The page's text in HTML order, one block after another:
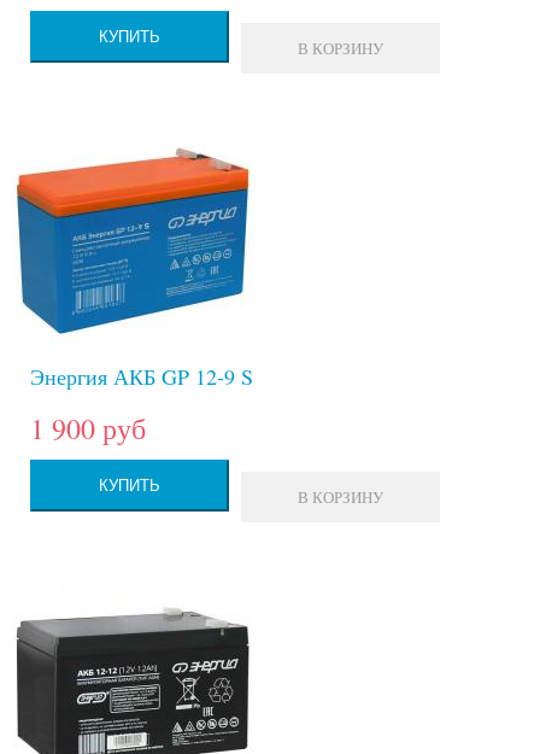
КУПИТЬ
В КОРЗИНУ
Энергия АКБ GP 12-9 S
1 900 руб
КУПИТЬ
В КОРЗИНУ